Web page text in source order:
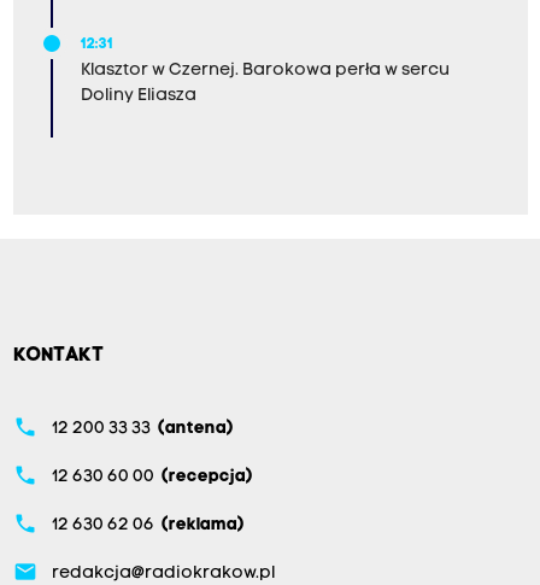
12:31
Klasztor w Czernej. Barokowa perła w sercu
Doliny Eliasza
KONTAKT
phone 12 200 33 33 (antena)
phone 12 630 60 00 (recepcja)
phone 12 630 62 06 (reklama)
email redakcja@radiokrakow.pl